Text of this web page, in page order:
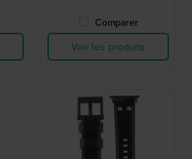
Comparer
Voir les produits